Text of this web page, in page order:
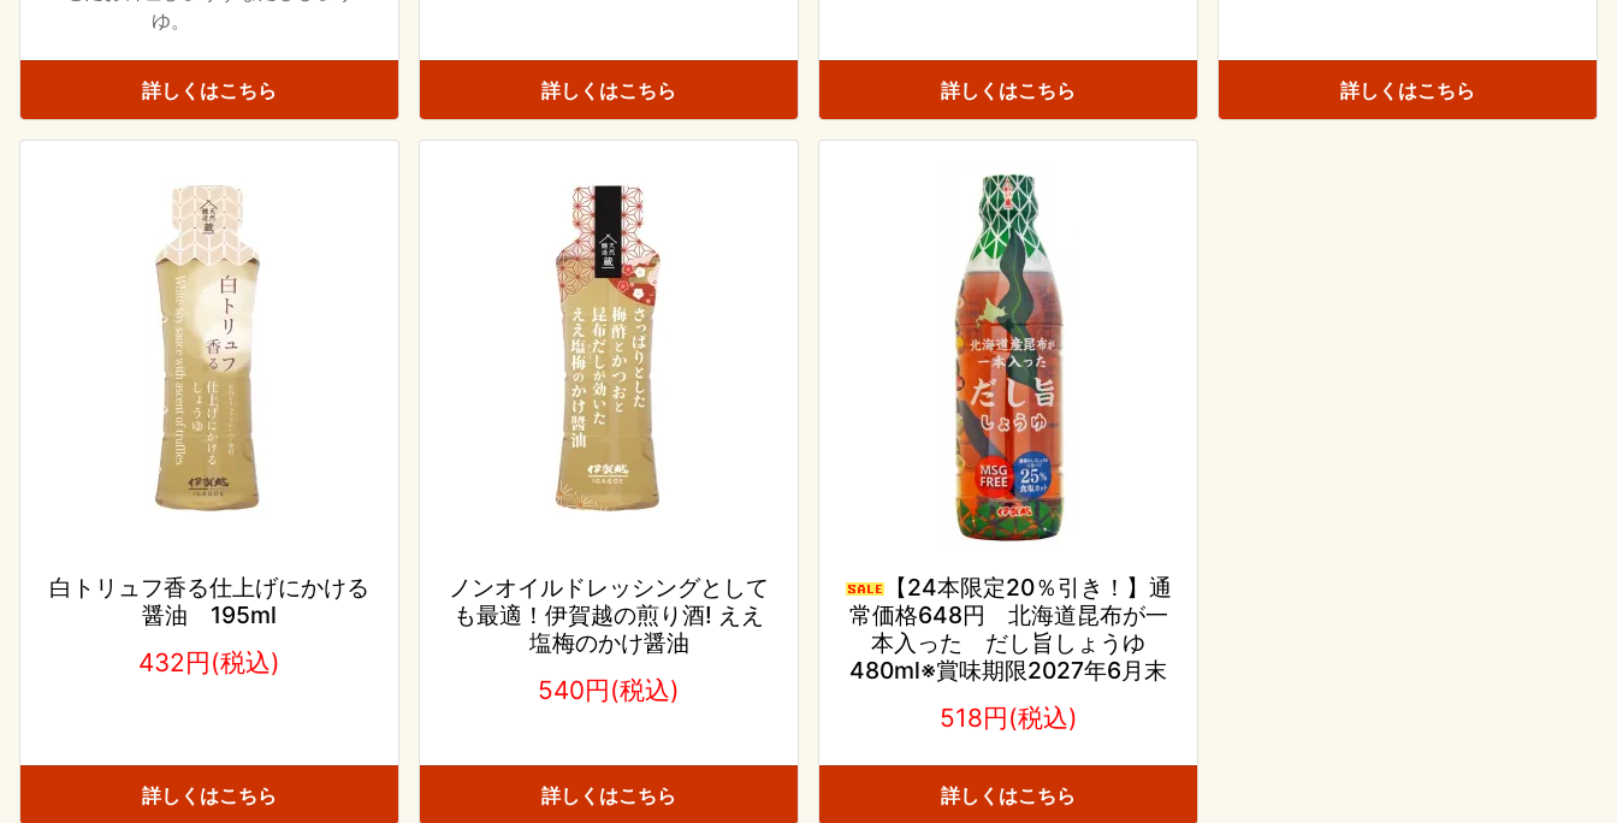
ゆ。
詳しくはこちら 詳しくはこちら 詳しくはこちら 詳しくはこちら
白トリュフ香る仕上げにかける
醤油 195ml
432円(税込)
詳しくはこちら
ノンオイルドレッシングとして
も最適！伊賀越の煎り酒! ええ
塩梅のかけ醤油
540円(税込)
詳しくはこちら
【24本限定20％引き！】通
常価格648円 北海道昆布が一
本入った だし旨しょうゆ
480ml※賞味期限2027年6月末
518円(税込)
詳しくはこちら